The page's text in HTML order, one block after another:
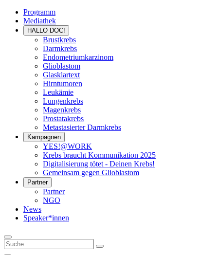
Programm
Mediathek
HALLO DOC!
Brustkrebs
Darmkrebs
Endometriumkarzinom
Glioblastom
Glasklartext
Hirntumoren
Leukämie
Lungenkrebs
Magenkrebs
Prostatakrebs
Metastasierter Darmkrebs
Kampagnen
YES!@WORK
Krebs braucht Kommunikation 2025
Digitalisierung tötet - Deinen Krebs!
Gemeinsam gegen Glioblastom
Partner
Partner
NGO
News
Speaker*innen